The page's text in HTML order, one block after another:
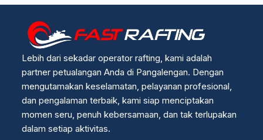
Lebih dari sekadar operator rafting, kami adalah
partner petualangan Anda di Pangalengan. Dengan
mengutamakan keselamatan, pelayanan profesional,
dan pengalaman terbaik, kami siap menciptakan
momen seru, penuh kebersamaan, dan tak terlupakan
dalam setiap aktivitas.